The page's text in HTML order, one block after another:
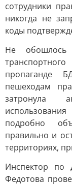
сотрудники
никогда не
коды
Не обошлось
пропаганде
пешеходам
затронула
подробно
правильно и
территориях,
Инспектор по
Федотова